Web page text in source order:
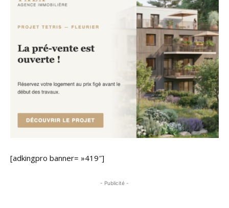
[adkingpro banner= »419″]
- Publicité -